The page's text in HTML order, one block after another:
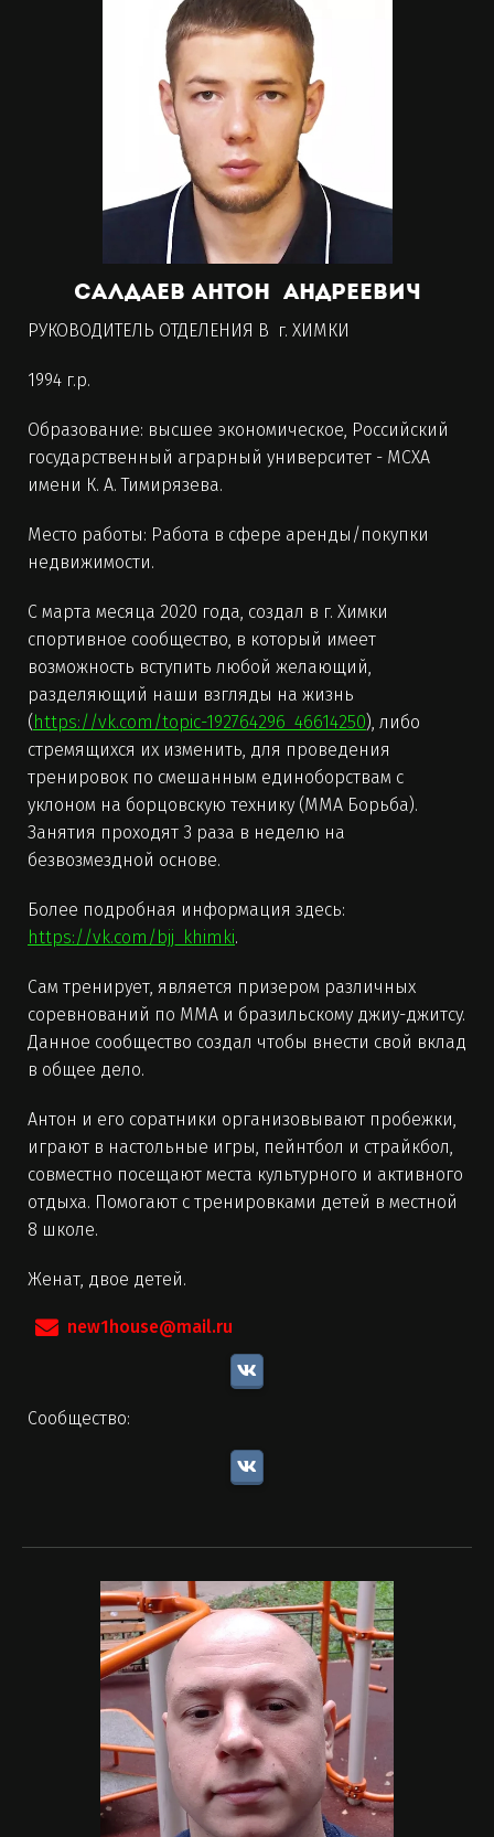
Салдаев Антон Андреевич
РУКОВОДИТЕЛЬ ОТДЕЛЕНИЯ В г. ХИМКИ
1994 г.р.
Образование: высшее экономическое, Российский
государственный аграрный университет - МСХА
имени К. А. Тимирязева.
Место работы: Работа в сфере аренды/покупки
недвижимости.
С марта месяца 2020 года, создал в г. Химки
спортивное сообщество, в который имеет
возможность вступить любой желающий,
разделяющий наши взгляды на жизнь
( https://vk.com/topic-192764296_46614250), либо
стремящихся их изменить, для проведения
тренировок по смешанным единоборствам с
уклоном на борцовскую технику (ММА Борьба).
Занятия проходят 3 раза в неделю на
безвозмездной основе.
Более подробная информация здесь:
https://vk.com/bjj_khimki.
Сам тренирует, является призером различных
соревнований по ММА и бразильскому джиу-джитсу.
Данное сообщество создал чтобы внести свой вклад
в общее дело.
Антон и его соратники организовывают пробежки,
играют в настольные игры, пейнтбол и страйкбол,
совместно посещают места культурного и активного
отдыха. Помогают с тренировками детей в местной
8 школе.
Женат, двое детей.
new1house@mail.ru
Сообщество: